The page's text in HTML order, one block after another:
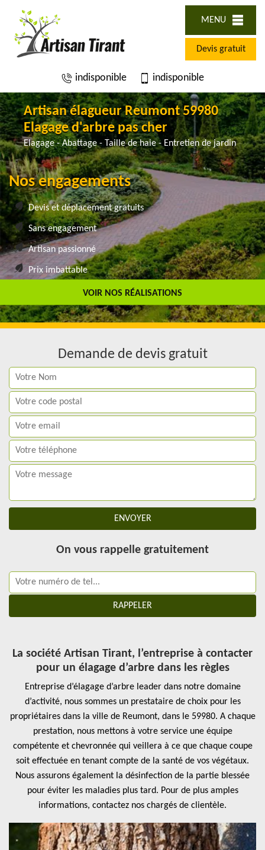
MENU
Devis gratuit
indisponible indisponible
Artisan élagueur Reumont 59980
Elagage d'arbre pas cher
Elagage - Abattage - Taille de haie - Entretien de jardin
VOIR NOS RÉALISATIONS
Nos engagements
Devis et déplacement gratuits
Sans engagement
Artisan passionné
Prix imbattable
Travail de qualité
Demande de devis gratuit
On vous rappelle gratuitement
La société Artisan Tirant, l’entreprise à contacter
pour un élagage d’arbre dans les règles
Entreprise d’élagage d’arbre leader dans notre domaine
d’activité, nous sommes un prestataire de choix pour les
propriétaires dans la ville de Reumont, dans le 59980. A chaque
prestation, nous mettons à votre service une équipe
compétente et chevronnée qui veillera à ce que chaque coupe
soit effectuée en tenant compte de la santé de vos végétaux.
Nous assurons également la désinfection de la partie blessée
pour éviter les maladies plus tard. Pour de plus amples
informations, contactez nos chargés de clientèle.